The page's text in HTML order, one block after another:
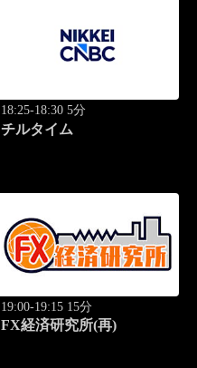
18:25-18:30 5分
チルタイム
19:00-19:15 15分
FX経済研究所(再)